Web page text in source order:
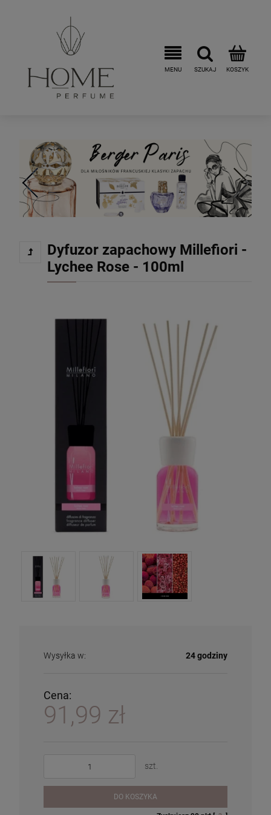
Dyfuzor zapachowy Millefiori -
Lychee Rose - 100ml
Wysyłka w: 24 godziny
Cena:
91,99 zł
szt.
DO KOSZYKA